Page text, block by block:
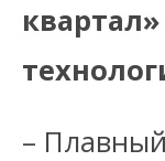
–